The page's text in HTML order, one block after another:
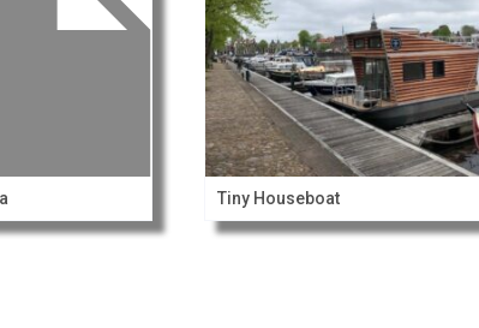
Tiny Houseboat